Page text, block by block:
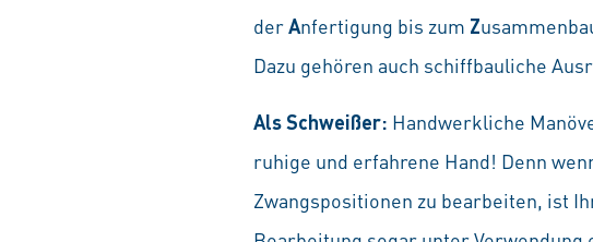
derAnfertigung bis zum Z
Dazu gehören auch schiffbauliche
Als Schweißer: Handwerkliche
ruhige und erfahrene Hand! Denn
Zwangspositionen zu bearbeiten, ist